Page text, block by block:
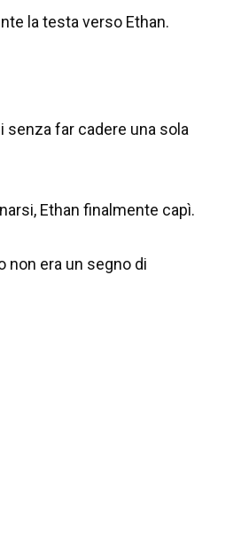
la testa verso Ethan.
senza far cadere una sola
Ethan finalmente capì.
non era un segno di